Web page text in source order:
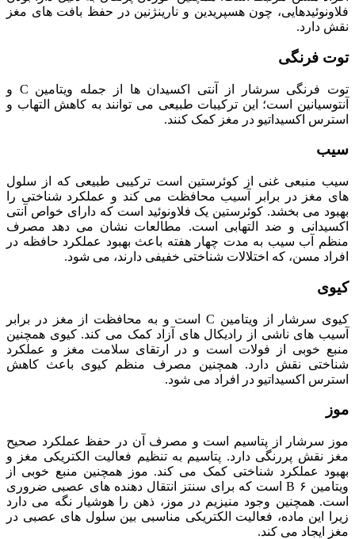
فلاونوئیدهایی، چون هسپریدین و نارینژنین در حفظ بافت‌ های مغز
نقش دارد.
توت فرنگی
توت فرنگی سرشار از آنتی اکسیدان‌ ها از جمله ویتامین C و
آنتوسیانین است؛ این ترکیبات طبیعی می‌ توانند به کاهش التهاب و
استرس اکسیداتیو در مغز کمک کنند.
سیب
سیب منبعی غنی از کوئرستین است ترکیبی طبیعی که از سلول‌
های مغز در برابر آسیب محافظت می‌ کند و عملکرد شناختی را
بهبود می‌ بخشد. کوئرستین یک فلاونوئید است که دارای خواص آنتی
اکسیدانی و ضد التهابی است. مطالعات نشان می‌ دهد مصرف
منظم آب سیب به مدت چهار هفته باعث بهبود عملکرد حافظه در
افراد مسن، که اختلالات شناختی خفیفی دارند، می‌ شود.
کیوی
کیوی سرشار از ویتامین C است و به محافظت از مغز در برابر
آسیب‌ های ناشی از رادیکال‌ های آزاد کمک می‌ کند. کیوی همچنین
منبع خوبی از فولات است و در ارتقای سلامت مغز و عملکرد
شناختی نقش دارد. همچنین مصرف منظم کیوی باعث کاهش
استرس اکسیداتیو در افراد می‌ شود.
موز
موز سرشار از پتاسیم است و مصرف آن در حفظ عملکرد صحیح
مغز نقش پررنگی دارد. پتاسیم به تنظیم فعالیت الکتریکی مغز و
بهبود عملکرد شناختی کمک می‌ کند. موز همچنین منبع خوبی از
ویتامین B ۶ است که برای سنتز انتقال‌ دهنده‌ های عصبی ضروری
است. همچنین وجود منیزیم در موز، ذهن را هوشیار نگه می‌ دارد
زیرا این ماده، فعالیت الکتریکی مناسبی بین سلول‌ های عصبی در
مغز ایجاد می‌ کند.